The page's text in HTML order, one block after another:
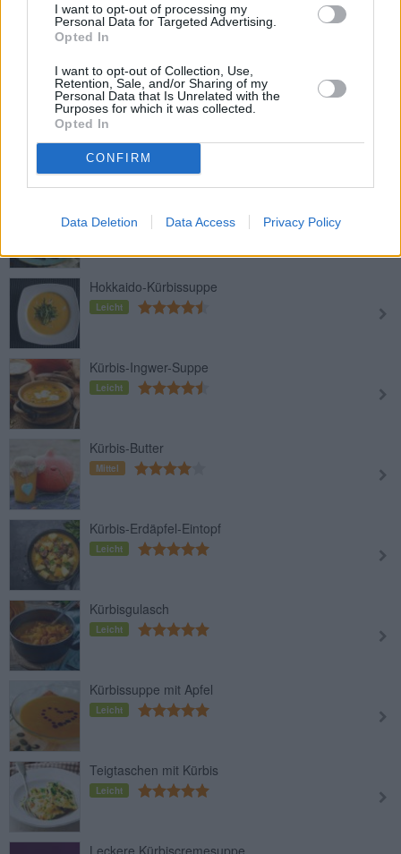
I want to opt-out of processing my
Personal Data for Targeted Advertising.
Opted In
I want to opt-out of Collection, Use,
Retention, Sale, and/or Sharing of my
Personal Data that Is Unrelated with the
Purposes for which it was collected.
Opted In
CONFIRM
Data Deletion Data Access Privacy Policy
Süßes Kürbisbrot
Leicht
Kürbiskuchen
Mittel
Leicht
Hokkaido-Kürbissuppe
Leicht
Kürbis-Ingwer-Suppe
Leicht
Kürbis-Butter
Mittel
Kürbis-Erdäpfel-Eintopf
Leicht
Kürbisgulasch
Leicht
Kürbissuppe mit Apfel
Leicht
Teigtaschen mit Kürbis
Leicht